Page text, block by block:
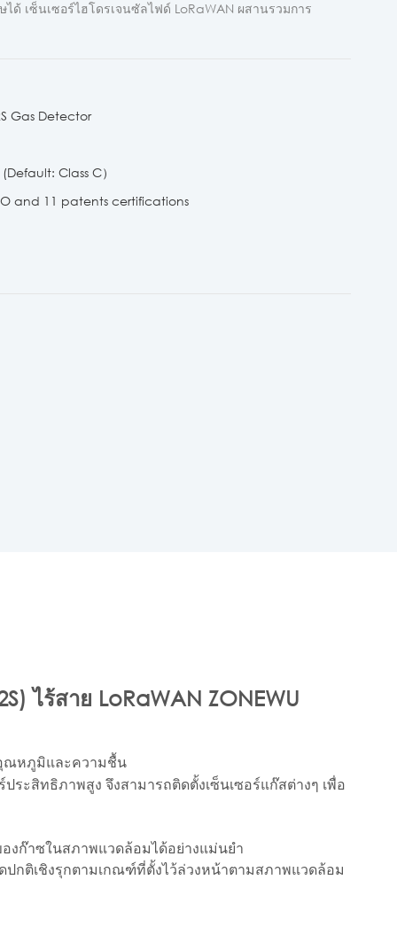
ด้ เซ็นเซอร์ไฮโดรเจนซัลไฟด์ LoRaWAN ผสานรวมการ
Gas Detector
Class C）
and 11 patents certifications
ไร้สาย LoRaWAN ZONEWU
ณหภูมิและความชื้น
ระสิทธิภาพสูง จึงสามารถติดตั้งเซ็นเซอร์แก๊สต่างๆ เพื่อ
ก๊าซในสภาพแวดล้อมได้อย่างแม่นยำ
ปกติเชิงรุกตามเกณฑ์ที่ตั้งไว้ล่วงหน้าตามสภาพแวดล้อม